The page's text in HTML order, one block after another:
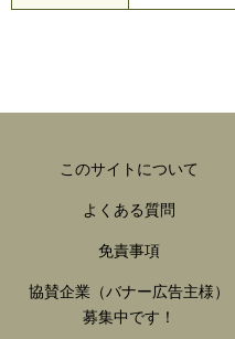
このサイトについて
よくある質問
免責事項
協賛企業（バナー広告主様）
募集中です！